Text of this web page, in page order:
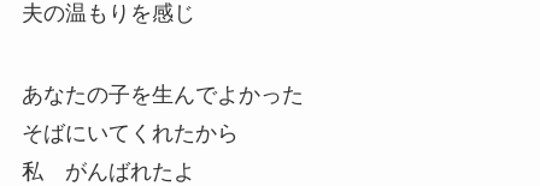
夫の温もりを感じ
あなたの子を生んでよかった
そばにいてくれたから
私 がんばれたよ